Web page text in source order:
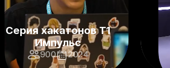
Серия хакатонов Т1
Импульс
900 2024